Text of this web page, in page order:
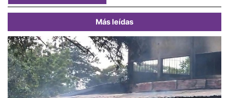
Más leídas